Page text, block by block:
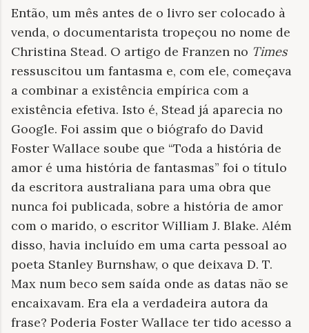
Então, um mês antes de o livro ser colocado à
venda, o documentarista tropeçou no nome de
Christina Stead. O artigo de Franzen no Times
ressuscitou um fantasma e, com ele, começava
a combinar a existência empírica com a
existência efetiva. Isto é, Stead já aparecia no
Google. Foi assim que o biógrafo do David
Foster Wallace soube que “Toda a história de
amor é uma história de fantasmas” foi o título
da escritora australiana para uma obra que
nunca foi publicada, sobre a história de amor
com o marido, o escritor William J. Blake. Além
disso, havia incluído em uma carta pessoal ao
poeta Stanley Burnshaw, o que deixava D. T.
Max num beco sem saída onde as datas não se
encaixavam. Era ela a verdadeira autora da
frase? Poderia Foster Wallace ter tido acesso a